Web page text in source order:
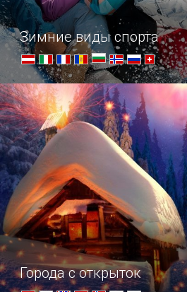
Зимние виды спорта
О спорт, ты — мир!
Города с открыток